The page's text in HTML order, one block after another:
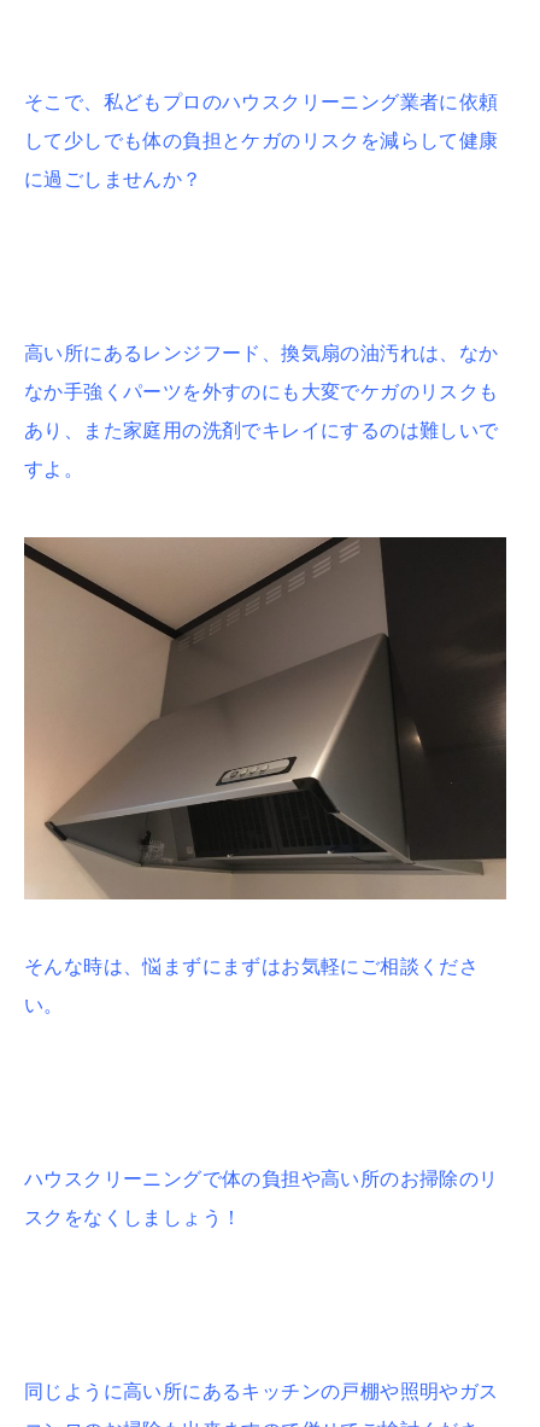
そこで、私どもプロのハウスクリーニング業者に依頼
して少しでも体の負担とケガのリスクを減らして健康
に過ごしませんか？
高い所にあるレンジフード、換気扇の油汚れは、なか
なか手強くパーツを外すのにも大変でケガのリスクも
あり、また家庭用の洗剤でキレイにするのは難しいで
すよ。
そんな時は、悩まずにまずはお気軽にご相談くださ
い。
ハウスクリーニングで体の負担や高い所のお掃除のリ
スクをなくしましょう！
同じように高い所にあるキッチンの戸棚や照明やガス